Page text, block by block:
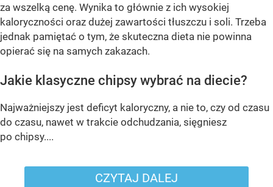
za wszelką cenę. Wynika to głównie z ich wysokiej
kaloryczności oraz dużej zawartości tłuszczu i soli. Trzeba
jednak pamiętać o tym, że skuteczna dieta nie powinna
opierać się na samych zakazach.
Jakie klasyczne chipsy wybrać na diecie?
Najważniejszy jest deficyt kaloryczny, a nie to, czy od czasu
do czasu, nawet w trakcie odchudzania, sięgniesz
po chipsy....
CZYTAJ DALEJ